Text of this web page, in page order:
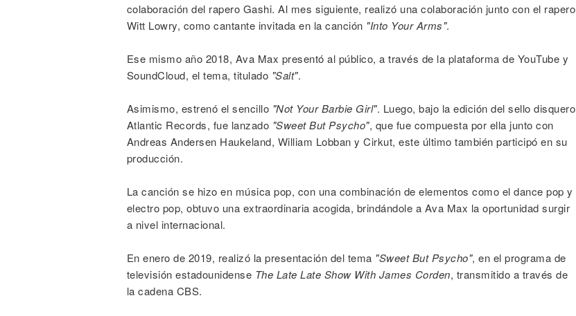
colaboración del rapero Gashi. Al mes siguiente, realizó una colaboración junto con el rapero
Witt Lowry, como cantante invitada en la canción "Into Your Arms".
Ese mismo año 2018, Ava Max presentó al público, a través de la plataforma de YouTube y
SoundCloud, el tema, titulado "Salt".
Asimismo, estrenó el sencillo "Not Your Barbie Girl". Luego, bajo la edición del sello disquero
Atlantic Records, fue lanzado "Sweet But Psycho", que fue compuesta por ella junto con
Andreas Andersen Haukeland, William Lobban y Cirkut, este último también participó en su
producción.
La canción se hizo en música pop, con una combinación de elementos como el dance pop y
electro pop, obtuvo una extraordinaria acogida, brindándole a Ava Max la oportunidad surgir
a nivel internacional.
En enero de 2019, realizó la presentación del tema "Sweet But Psycho", en el programa de
televisión estadounidense The Late Late Show With James Corden, transmitido a través de
la cadena CBS.